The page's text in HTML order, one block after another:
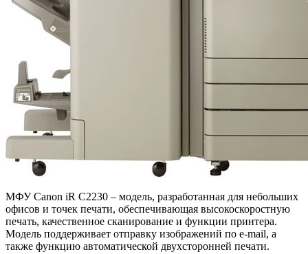
МФУ Canon iR C2230 – модель, разработанная для небольших
офисов и точек печати, обеспечивающая высокоскоростную
печать, качественное сканирование и функции принтера.
Модель поддерживает отправку изображений по e-mail, а
также функцию автоматической двухсторонней печати.